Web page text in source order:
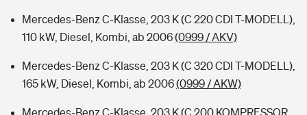
Mercedes-Benz C-Klasse, 203 K (C 220 CDI T-MODELL),
110 kW, Diesel, Kombi, ab 2006(0999 / AKV)
Mercedes-Benz C-Klasse, 203 K (C 320 CDI T-MODELL),
165 kW, Diesel, Kombi, ab 2006(0999 / AKW)
Mercedes-Benz C-Klasse, 203 K (C 200 KOMPRESSOR